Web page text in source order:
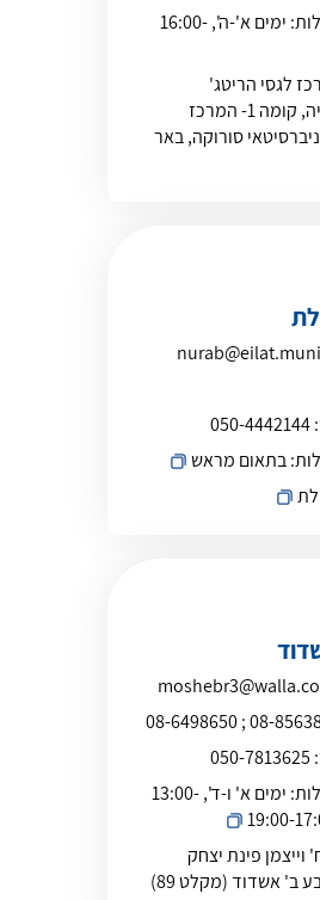
ימים א'-ה', 16:00-
לגסי הריטג'
לאונקולוגיה, קומה 1- המרכז
סורוקה, באר
050-4442144
בתאום מראש
08-8563863 ; 08-
050-7813625
ימים א' ו-ד', 13:00-
וייצמן פינת יצחק
ב' אשדוד (מקלט 89)